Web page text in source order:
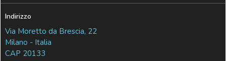
Indirizzo
Via Moretto da Brescia, 22
Milano - Italia
CAP 20133